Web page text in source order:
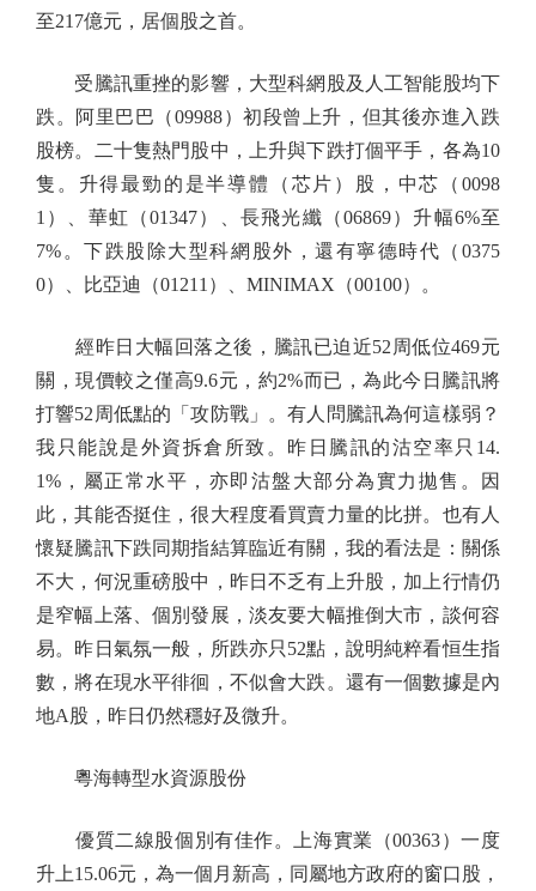
至217億元，居個股之首。
受騰訊重挫的影響，大型科網股及人工智能股均下
跌。阿里巴巴（09988）初段曾上升，但其後亦進入跌
股榜。二十隻熱門股中，上升與下跌打個平手，各為10
隻。升得最勁的是半導體（芯片）股，中芯（0098
1）、華虹（01347）、長飛光纖（06869）升幅6%至
7%。下跌股除大型科網股外，還有寧德時代（0375
0）、比亞迪（01211）、MINIMAX（00100）。
經昨日大幅回落之後，騰訊已迫近52周低位469元
關，現價較之僅高9.6元，約2%而已，為此今日騰訊將
打響52周低點的「攻防戰」。有人問騰訊為何這樣弱？
我只能說是外資拆倉所致。昨日騰訊的沽空率只14.
1%，屬正常水平，亦即沽盤大部分為實力拋售。因
此，其能否挺住，很大程度看買賣力量的比拼。也有人
懷疑騰訊下跌同期指結算臨近有關，我的看法是：關係
不大，何況重磅股中，昨日不乏有上升股，加上行情仍
是窄幅上落、個別發展，淡友要大幅推倒大市，談何容
易。昨日氣氛一般，所跌亦只52點，說明純粹看恒生指
數，將在現水平徘徊，不似會大跌。還有一個數據是內
地A股，昨日仍然穩好及微升。
粵海轉型水資源股份
優質二線股個別有佳作。上海實業（00363）一度
升上15.06元，為一個月新高，同屬地方政府的窗口股，